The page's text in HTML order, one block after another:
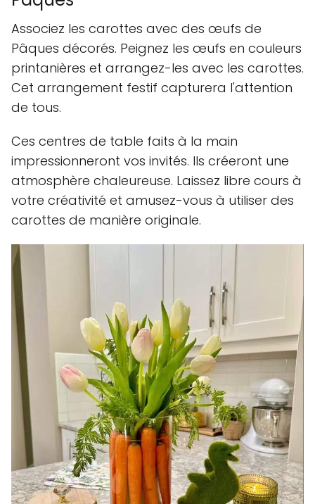
Associez les carottes avec des œufs de
Pâques décorés. Peignez les œufs en couleurs
printanières et arrangez-les avec les carottes.
Cet arrangement festif capturera l'attention
de tous.
Ces centres de table faits à la main
impressionneront vos invités. Ils créeront une
atmosphère chaleureuse. Laissez libre cours à
votre créativité et amusez-vous à utiliser des
carottes de manière originale.